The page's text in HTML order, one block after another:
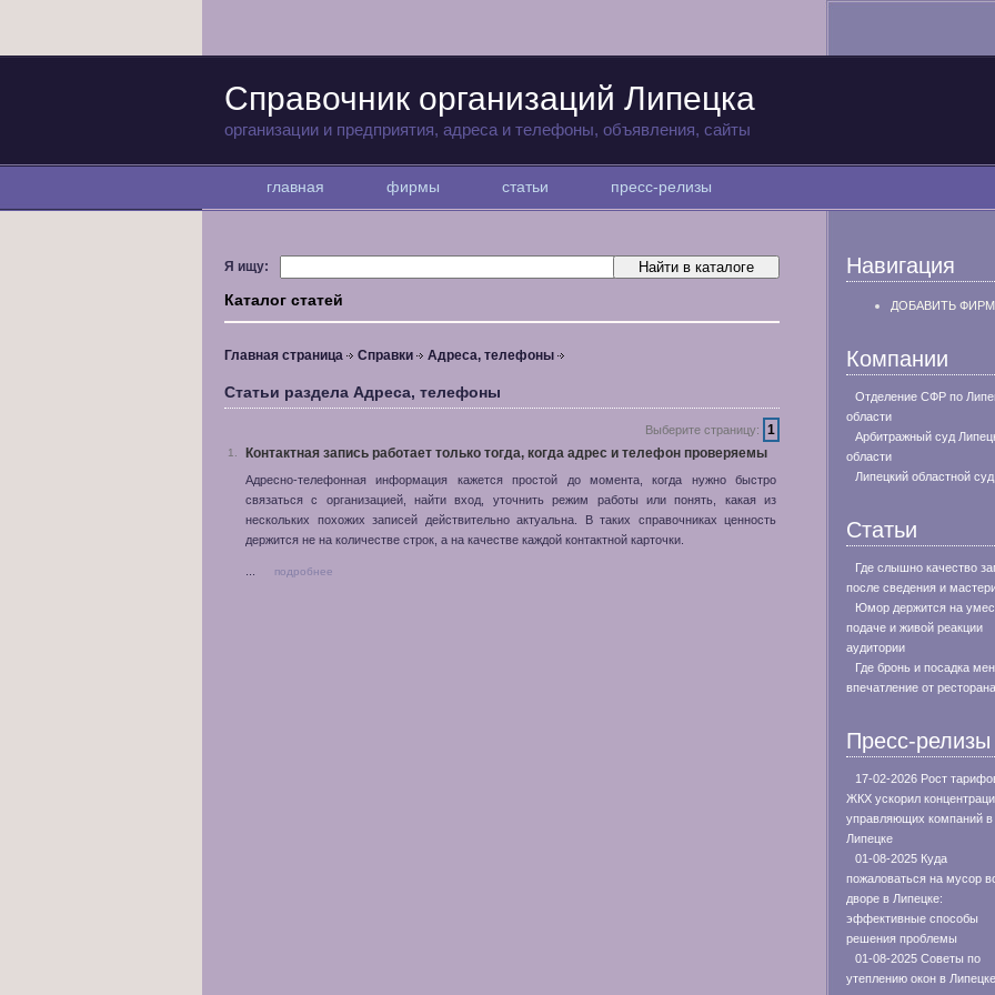
Справочник организаций Липецка
организации и предприятия, адреса и телефоны, объявления, сайты
главная фирмы статьи пресс-релизы
Я ищу:
Каталог статей
Главная страница Справки Адреса, телефоны
Статьи раздела Адреса, телефоны
Выберите страницу: 1
1. Контактная запись работает только тогда, когда адрес и телефон проверяемы
Адресно-телефонная информация кажется простой до момента, когда нужно быстро
связаться с организацией, найти вход, уточнить режим работы или понять, какая из
нескольких похожих записей действительно актуальна. В таких справочниках ценность
держится не на количестве строк, а на качестве каждой контактной карточки.
подробнее
Навигация
ДОБАВИТЬ
Компании
Отделение СФР по
области
Арбитражный суд
области
Липецкий областной суд
Статьи
Где слышно качество
после сведения и
Юмор держится на
подаче и живой реакции
аудитории
Где бронь и посадка
впечатление от ресторана
Пресс-релизы
17-02-2026 Рост
ЖКХ ускорил
управляющих компаний в
Липецке
01-08-2025 Куда
пожаловаться на мусор
дворе в Липецке:
эффективные способы
решения проблемы
01-08-2025 Советы по
утеплению окон в